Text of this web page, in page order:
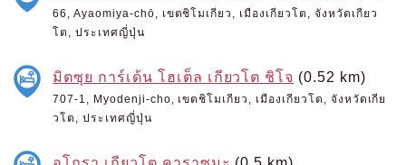
66, Ayaomiya-chō, เขตชิโมเกียว, เมืองเกียวโต, จังหวัดเกียว
โต, ประเทศญี่ปุ่น
มิตซุย การ์เด้น โฮเต็ล เกียวโต ชิโจ (0.52 km)
707-1, Myodenji-cho, เขตชิโมเกียว, เมืองเกียวโต, จังหวัดเกีย
วโต, ประเทศญี่ปุ่น